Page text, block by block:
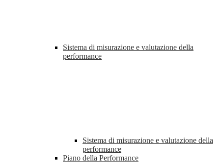
Sistema di misurazione e valutazione della
performance
Sistema di misurazione e valutazione della
performance
Piano della Performance